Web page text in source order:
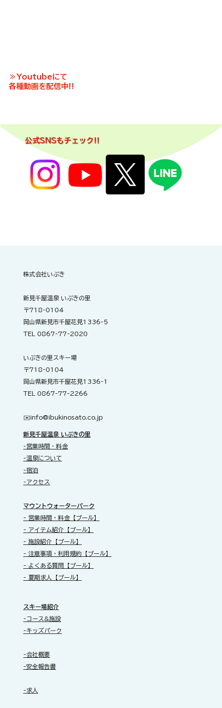
≫Youtubeにて
各種動画を配信中!!
公式SNSもチェック!!
株式会社いぶき
新見千屋温泉 いぶきの里
〒718-0104
岡山県新見市千屋花見1336-5
TEL 0867-77-2020
いぶきの里スキー場
〒718-0104
岡山県新見市千屋花見1336-1
TEL 0867-77-2266
✉️​info@ibukinosato.co.jp
新見千屋温泉 いぶきの里
-営業時間・料金
-温泉について
-宿泊
-アクセス
​マウントウォーターパーク
- 営業時間・料金【プール】
- アイテム紹介【プール】
- 施設紹介【プール】
- 注意事項・利用規約【プール】
- よくある質問【プール】
- 夏期求人【プール】
スキー場紹介
-コース&施設
-キッズパーク
-会社概要
-安全報告書
-求人